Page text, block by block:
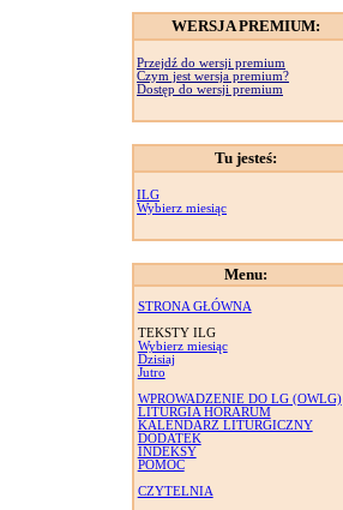
WERSJA PREMIUM:
Przejdź do wersji premium
Czym jest wersja premium?
Dostęp do wersji premium
Tu jesteś:
ILG
Wybierz miesiąc
Menu:
STRONA GŁÓWNA
TEKSTY ILG
Wybierz miesiąc
Dzisiaj
Jutro
WPROWADZENIE DO LG (OWLG)
LITURGIA HORARUM
KALENDARZ LITURGICZNY
DODATEK
INDEKSY
POMOC
CZYTELNIA